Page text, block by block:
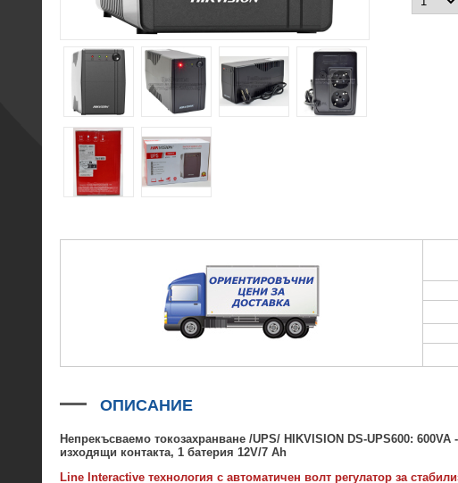
ОПИСАНИЕ
Непрекъсваемо токозахранване /UPS/ HIKVISION DS-UPS600: 600VA
изходящи контакта, 1 батерия 12V/7 Ah
Line Interactive технология с автоматичен волт регулатор за